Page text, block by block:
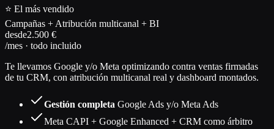
⭐ El más vendido
Campañas + Atribución multicanal + BI
desde2.500 €
/mes · todo incluido
Te llevamos Google y/o Meta optimizando contra ventas firmadas
de tu CRM, con atribución multicanal real y dashboard montados.
Gestión completa Google Ads y/o Meta Ads
Meta CAPI + Google Enhanced + CRM como árbitro